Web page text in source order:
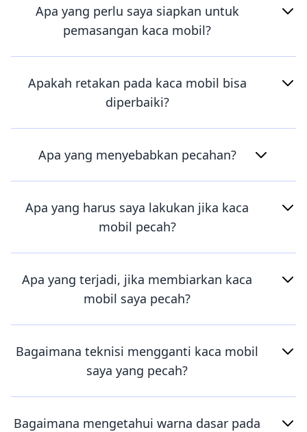
Apa yang perlu saya siapkan untuk
pemasangan kaca mobil?
Apakah retakan pada kaca mobil bisa
diperbaiki?
Apa yang menyebabkan pecahan?
Apa yang harus saya lakukan jika kaca
mobil pecah?
Apa yang terjadi, jika membiarkan kaca
mobil saya pecah?
Bagaimana teknisi mengganti kaca mobil
saya yang pecah?
Bagaimana mengetahui warna dasar pada